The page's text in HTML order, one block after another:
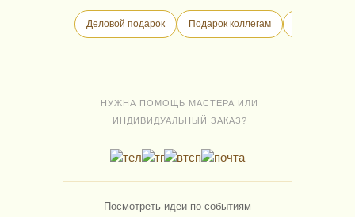
Деловой подарок Подарок коллегам
НУЖНА ПОМОЩЬ МАСТЕРА ИЛИ
ИНДИВИДУАЛЬНЫЙ ЗАКАЗ?
Посмотреть идеи по событиям